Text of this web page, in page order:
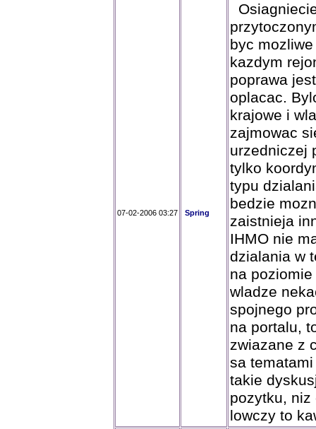
07-02-2006 03:27 Spring
byc
kazdym
poprawa
oplacac.
krajowe i
zajmowac
urzedniczej
tylko
typu
bedzie
zaistnieja
IHMO nie
dzialania w
na
wladze
spojnego
na portalu,
zwiazane z
sa
takie
pozytku,
lowczy to